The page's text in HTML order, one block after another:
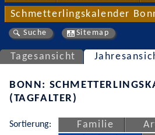
Schmetterlingskalender
Suche Sitemap
Tagesansicht
BONN:
(TAGFALTER)
Sortierung: Familie